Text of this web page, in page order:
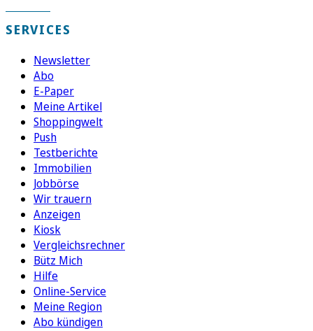
SERVICES
Newsletter
Abo
E-Paper
Meine Artikel
Shoppingwelt
Push
Testberichte
Immobilien
Jobbörse
Wir trauern
Anzeigen
Kiosk
Vergleichsrechner
Bütz Mich
Hilfe
Online-Service
Meine Region
Abo kündigen